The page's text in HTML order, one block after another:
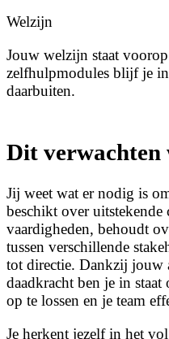
Welzijn
Jouw welzijn staat
zelfhulpmodules blijf je
daarbuiten.
Dit verwachten
Jij weet wat er nodig is
beschikt over uitstekende
vaardigheden, behoudt
tussen verschillende
tot directie. Dankzij jouw
daadkracht ben je in
op te lossen en je team
Je herkent jezelf in het